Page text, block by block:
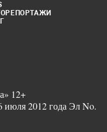
12+
июля 2012 года Эл No.